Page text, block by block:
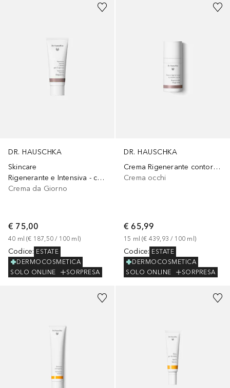
DR. HAUSCHKA
Skincare
Rigenerante e Intensiva - crema giorno
Crema da Giorno
€ 75,00
40 ml (€ 187,50 / 100 ml )
Codice: ESTATE
DERMOCOSMETICA
SOLO ONLINE
SORPRESA
DR. HAUSCHKA
Crema Rigenerante contorno occhi
Crema occhi
€ 65,99
15 ml (€ 439,93 / 100 ml )
Codice: ESTATE
DERMOCOSMETICA
SOLO ONLINE
SORPRESA